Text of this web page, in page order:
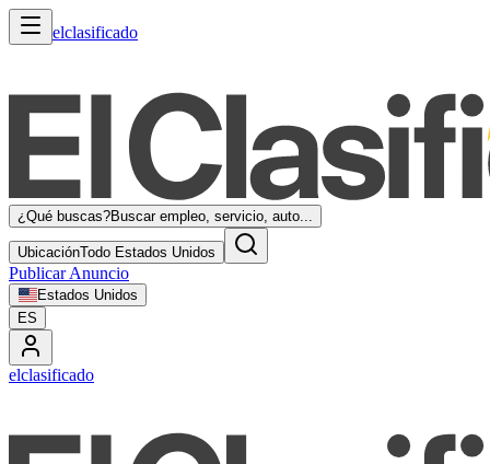
elclasificado
¿Qué buscas?Buscar empleo, servicio, auto...
UbicaciónTodo Estados Unidos
Publicar Anuncio
Estados Unidos
ES
elclasificado